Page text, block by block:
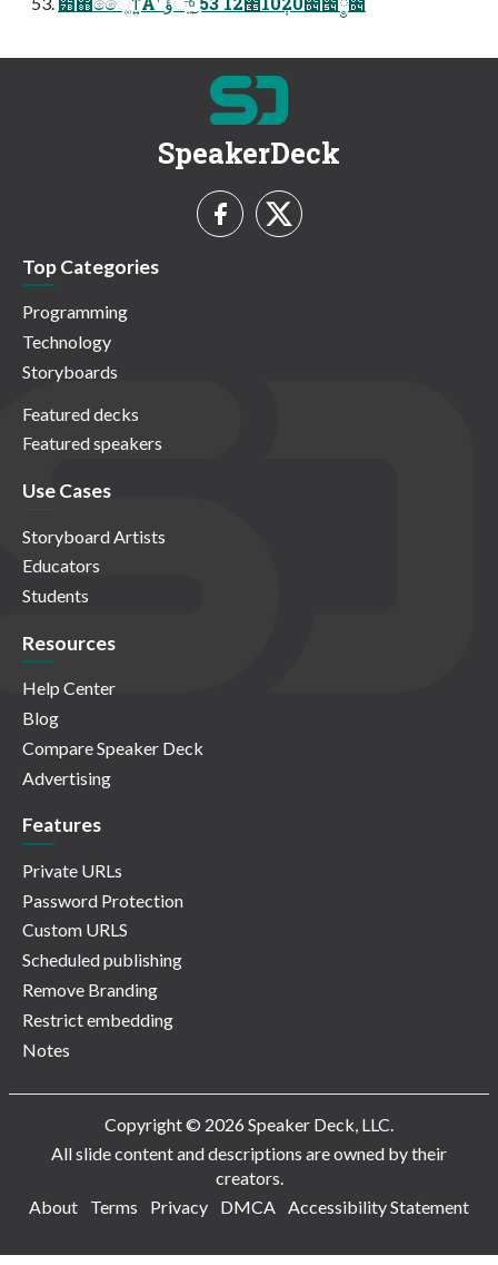
SpeakerDeck
Top Categories
Programming
Technology
Storyboards
Featured decks
Featured speakers
Use Cases
Storyboard Artists
Educators
Students
Resources
Help Center
Blog
Compare Speaker Deck
Advertising
Features
Private URLs
Password Protection
Custom URLS
Scheduled publishing
Remove Branding
Restrict embedding
Notes
Copyright © 2026 Speaker Deck, LLC.
All slide content and descriptions are owned by their
creators.
About
Terms Privacy DMCA Accessibility Statement